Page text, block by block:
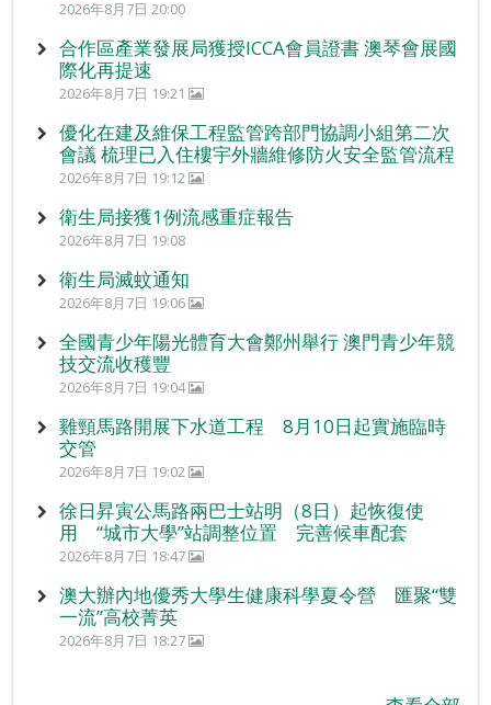
2026年8月7日 20:00
合作區產業發展局獲授ICCA會員證書 澳琴會展國
際化再提速
2026年8月7日 19:21
優化在建及維保工程監管跨部門協調小組第二次
會議 梳理已入住樓宇外牆維修防火安全監管流程
2026年8月7日 19:12
衛生局接獲1例流感重症報告
2026年8月7日 19:08
衛生局滅蚊通知
2026年8月7日 19:06
全國青少年陽光體育大會鄭州舉行 澳門青少年競
技交流收穫豐
2026年8月7日 19:04
雞頸馬路開展下水道工程 8月10日起實施臨時
交管
2026年8月7日 19:02
徐日昇寅公馬路兩巴士站明（8日）起恢復使
用 “城市大學”站調整位置 完善候車配套
2026年8月7日 18:47
澳大辦內地優秀大學生健康科學夏令營 匯聚“雙
一流”高校菁英
2026年8月7日 18:27